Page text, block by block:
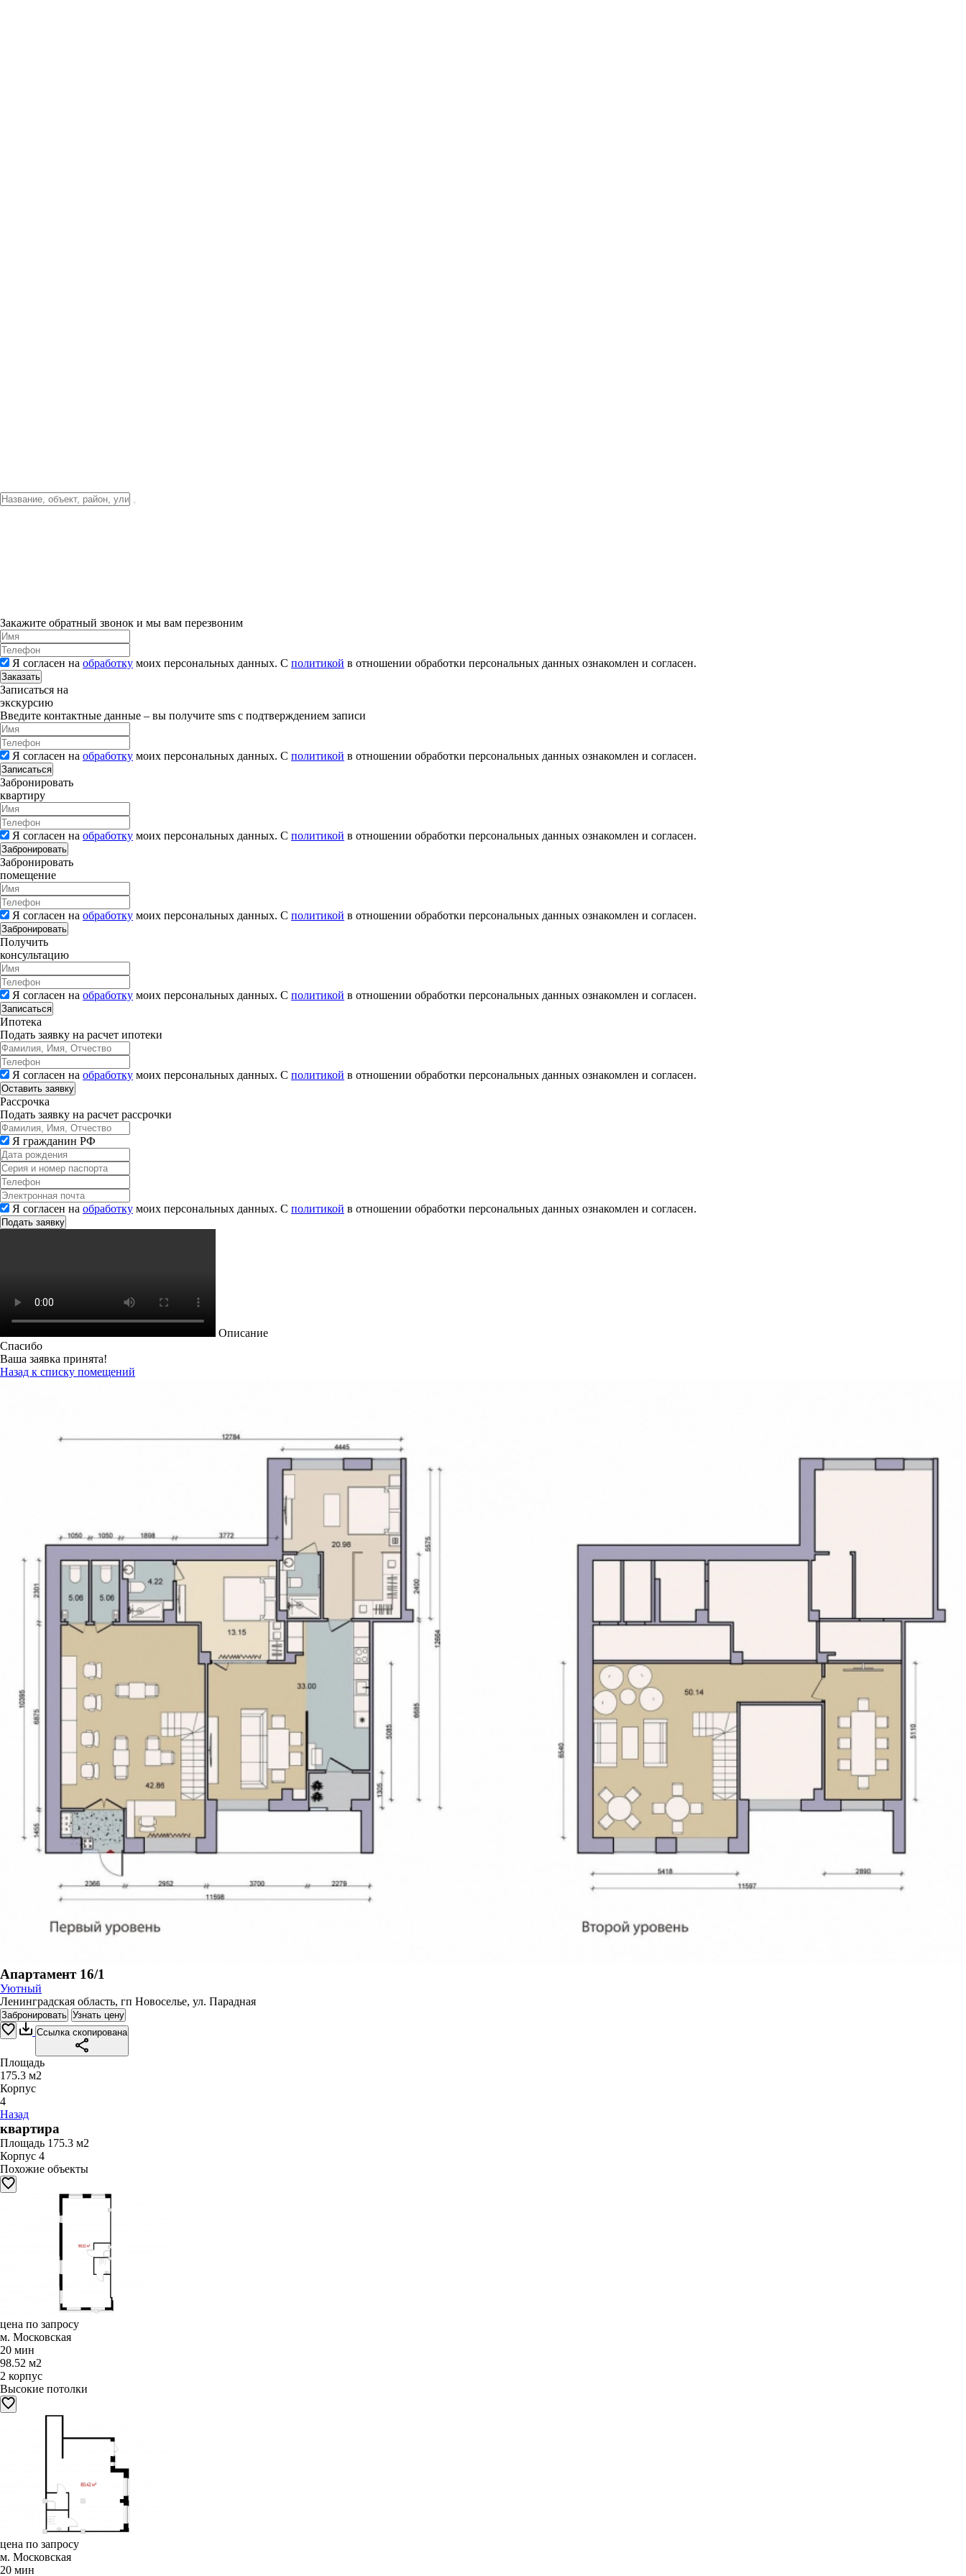
Закажите обратный звонок и мы вам перезвоним
Я согласен на обработку моих персональных данных. С политикой в отношении обработки персональных данных ознакомлен и согласен.
Заказать
Записаться на
экскурсию
Введите контактные данные – вы получите sms с подтверждением записи
Я согласен на обработку моих персональных данных. С политикой в отношении обработки персональных данных ознакомлен и согласен.
Записаться
Забронировать
квартиру
Я согласен на обработку моих персональных данных. С политикой в отношении обработки персональных данных ознакомлен и согласен.
Забронировать
Забронировать
помещение
Я согласен на обработку моих персональных данных. С политикой в отношении обработки персональных данных ознакомлен и согласен.
Забронировать
Получить
консультацию
Я согласен на обработку моих персональных данных. С политикой в отношении обработки персональных данных ознакомлен и согласен.
Записаться
Ипотека
Подать заявку на расчет ипотеки
Я согласен на обработку моих персональных данных. С политикой в отношении обработки персональных данных ознакомлен и согласен.
Рассрочка
Подать заявку на расчет рассрочки
Я гражданин РФ
Я согласен на обработку моих персональных данных. С политикой в отношении обработки персональных данных ознакомлен и согласен.
Описание
Спасибо
Ваша заявка принята!
Назад к списку помещений
Апартамент 16/1
Уютный
Ленинградская область, гп Новоселье, ул. Парадная
Забронировать Узнать цену
Ссылка скопирована
Площадь
175.3 м2
Корпус
4
Назад
квартира
Площадь 175.3 м2
Корпус 4
Похожие объекты
цена по запросу
м. Московская
20 мин
98.52 м2
2 корпус
Высокие потолки
цена по запросу
м. Московская
20 мин